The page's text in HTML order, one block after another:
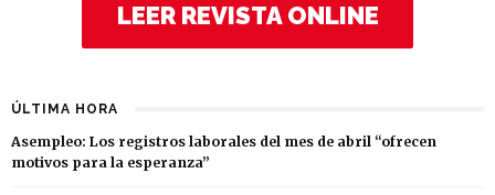
LEER REVISTA ONLINE
ÚLTIMA HORA
Asempleo: Los registros laborales del mes de abril “ofrecen
motivos para la esperanza”